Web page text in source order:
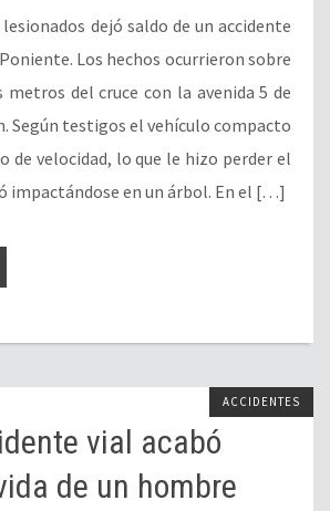
dejó saldo de un accidente
Los hechos ocurrieron sobre
metros del cruce con la avenida 5 de
Según testigos el vehículo compacto
de velocidad, lo que le hizo perder el
impactándose en un árbol. En el […]
ACCIDENTES
vial acabó
de un hombre